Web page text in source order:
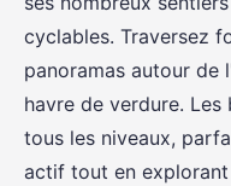
cyclables. Traversez
panoramas autour de
havre de verdure. Les
tous les niveaux,
actif tout en